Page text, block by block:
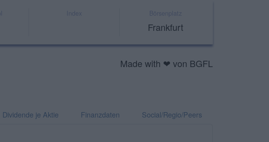
Index Börsenplatz
Frankfurt
Made with ❤ von BGFL
Dividende je Aktie Finanzdaten
Social/Regio/Peers